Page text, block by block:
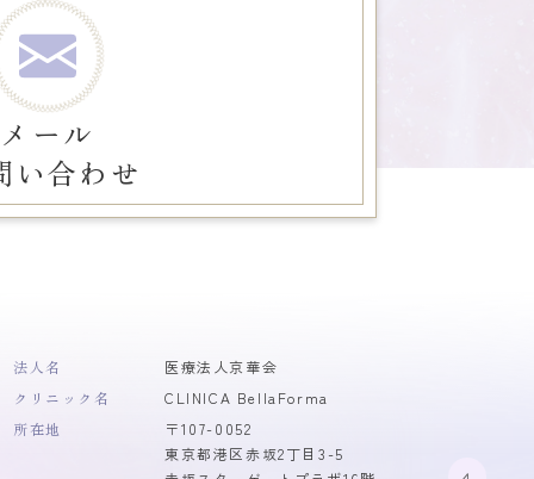
メール
い合わせ
法人名
医療法人京華会
クリニック名
CLINICA BellaForma
所在地
〒107-0052
東京都港区赤坂2丁目3-5